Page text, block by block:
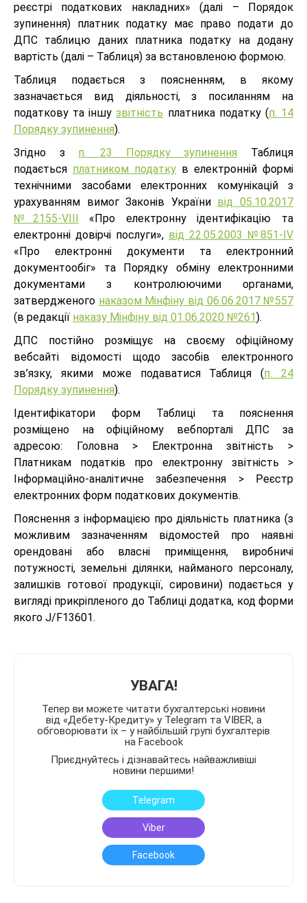
реєстрі податкових накладних» (далі – Порядок
зупинення) платник податку має право подати до
ДПС таблицю даних платника податку на додану
вартість (далі – Таблиця) за встановленою формою.
Таблиця подається з поясненням, в якому
зазначається вид діяльності, з посиланням на
податкову та іншузвітність платника податку (п. 14
Порядку зупинення).
Згідно з п. 23 Порядку зупинення Таблиця
подається платником податку в електронній формі
технічними засобами електронних комунікацій з
урахуванням вимог Законів України від 05.10.2017
№2155-VІІІ
«Про електронну ідентифікацію та
електронні довірчі послуги», від 22.05.2003 №851-IV
«Про електронні документи та електронний
документообіг» та Порядку обміну електронними
документами з контролюючими органами,
затвердженого наказом Мінфіну від 06.06.2017 №557
(в редакції наказу Мінфіну від 01.06.2020 №261).
ДПС постійно розміщує на своєму офіційному
вебсайті відомості щодо засобів електронного
зв’язку, якими може подаватися Таблиця (п. 24
Порядку зупинення).
Ідентифікатори форм Таблиці та пояснення
розміщено на офіційному вебпорталі ДПС за
адресою: Головна > Електронна звітність >
Платникам податків про електронну звітність >
Інформаційно-аналітичне забезпечення > Реєстр
електронних форм податкових документів.
Пояснення з інформацією про діяльність платника (з
можливим зазначенням відомостей про наявні
орендовані або власні приміщення, виробничі
потужності, земельні ділянки, найманого персоналу,
залишків готової продукції, сировини) подається у
вигляді прикріпленого до Таблиці додатка, код форми
якого J/F13601.
УВАГА!
Тепер ви можете читати бухгалтерські новини
від «Дебету-Кредиту» у Telegram та VIBER, а
обговорювати їх – у найбільшій групі бухгалтерів
на Facebook
Приєднуйтесь і дізнавайтесь найважливіші
новини першими!
Telegram
Viber
Facebook